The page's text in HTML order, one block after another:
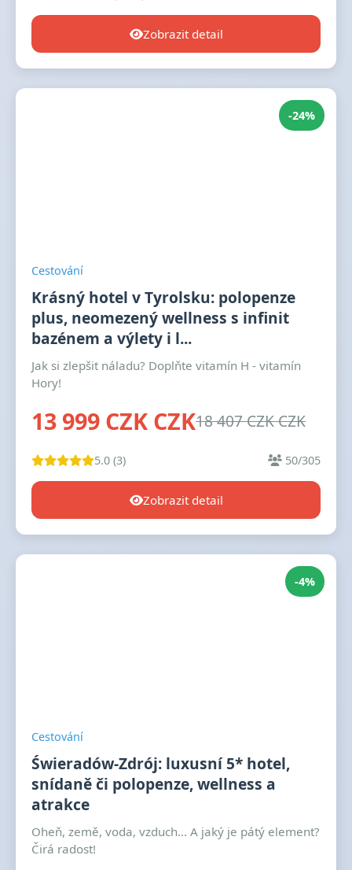
Zobrazit detail
-24%
Cestování
Krásný hotel v Tyrolsku: polopenze
plus, neomezený wellness s infinit
bazénem a výlety i l...
Jak si zlepšit náladu? Doplňte vitamín H - vitamín
Hory!
13 999 CZK CZK18 407 CZK CZK
5.0 (3) 50/305
Zobrazit detail
-4%
Cestování
Świeradów-Zdrój: luxusní 5* hotel,
snídaně či polopenze, wellness a
atrakce
Oheň, země, voda, vzduch... A jaký je pátý element?
Čirá radost!